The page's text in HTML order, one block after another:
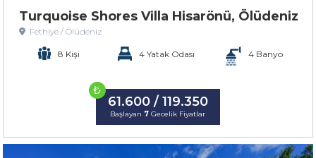
Turquoise Shores Villa Hisarönü, Ölüdeniz
Fethiye / Ölüdeniz
8 Kişi 4 Yatak Odası 4 Banyo
₺
61.600 / 119.350
Başlayan 7 Gecelik Fiyatlar